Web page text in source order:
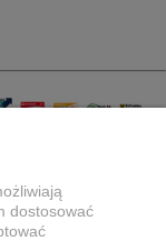
dostosować